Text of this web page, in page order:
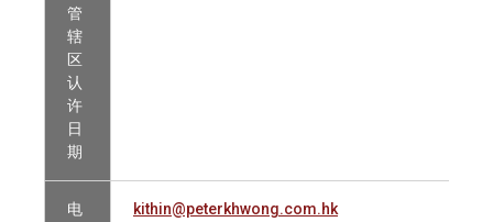
管
辖
区
认
许
日
期
电
kithin@peterkhwong.com.hk